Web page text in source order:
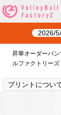
2026/
昇華オーダーパ
ルファクトリーズ
プリントについ